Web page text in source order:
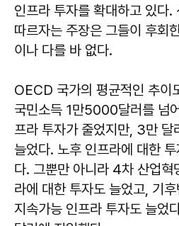
인프라 투자를 확대하고 있다.
따르자는 주장은 그들이 후회
이나 다를 바 없다.
OECD 국가의 평균적인 추이
국민소득 1만5000달러를 넘
프라 투자가 줄었지만, 3만 달
늘었다. 노후 인프라에 대한
다. 그뿐만 아니라 4차 산업혁
라에 대한 투자도 늘었고, 기
지속가능 인프라 투자도 늘었